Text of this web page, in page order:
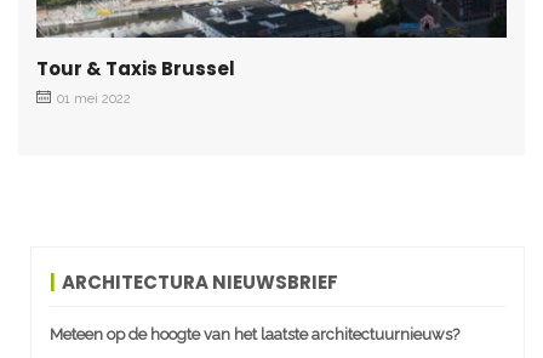
Tour & Taxis Brussel
01 mei 2022
ARCHITECTURA NIEUWSBRIEF
Meteen op de hoogte van het laatste architectuurnieuws?